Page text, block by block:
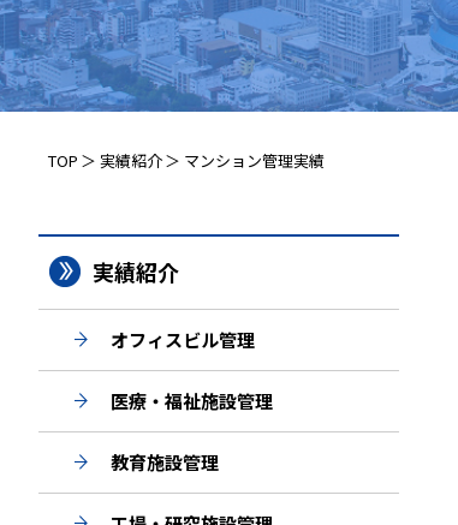
TOP 実績紹介 マンション管理実績
実績紹介
オフィスビル管理
医療・福祉施設管理
教育施設管理